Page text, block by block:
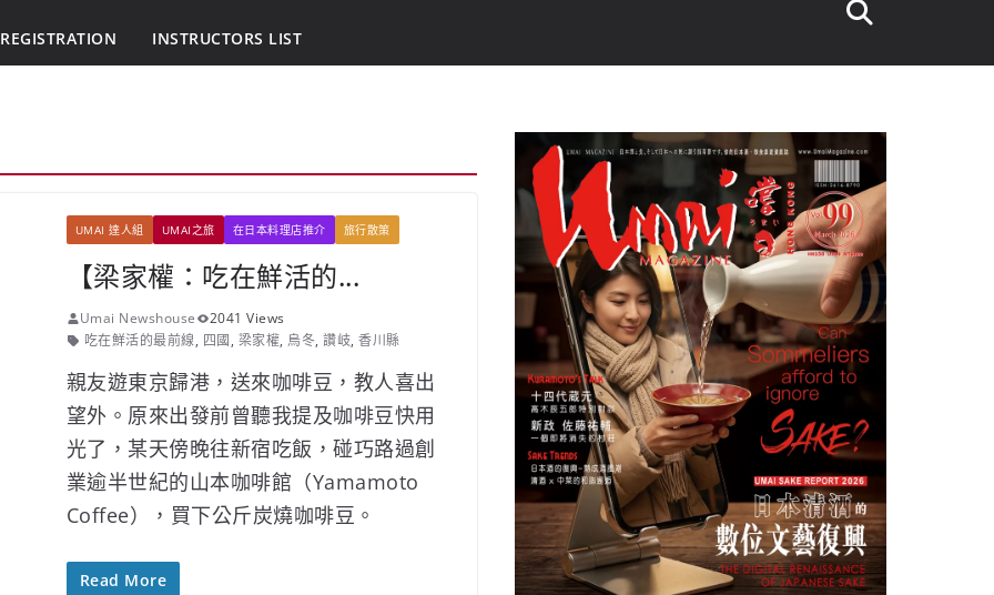
INSTRUCTORS LIST
UMAI 達人組 UMAI之旅 在日本料理店推介 旅行散策
【梁家權：吃在鮮活的...
Umai Newshouse
2041 Views
吃在鮮活的最前線, 四國, 梁家權, 烏冬,讚岐,香川縣
親友遊東京歸港，送來咖啡豆，教人喜出
望外。原來出發前曾聽我提及咖啡豆快用
光了，某天傍晚往新宿吃飯，碰巧路過創
業逾半世紀的山本咖啡館（Yamamoto
Coffee），買下公斤炭燒咖啡豆。
Read More